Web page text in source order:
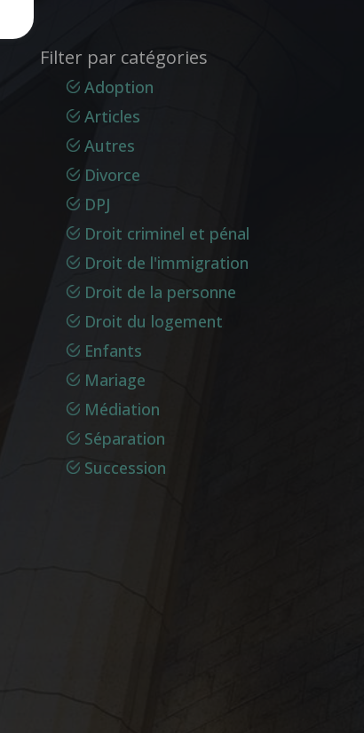
Filter par catégories
Adoption
Articles
Autres
Divorce
DPJ
Droit criminel et pénal
Droit de l'immigration
Droit de la personne
Droit du logement
Enfants
Mariage
Médiation
Séparation
Succession